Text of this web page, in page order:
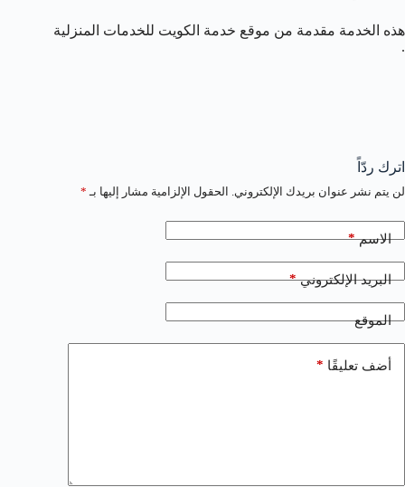
هذه الخدمة مقدمة من موقع خدمة الكويت للخدمات المنزلية
.
اترك ردّاً
لن يتم نشر عنوان بريدك الإلكتروني. الحقول الإلزامية مشار إليها بـ *
الاسم*
البريد الإلكتروني*
الموقع
أضف تعليقًا *